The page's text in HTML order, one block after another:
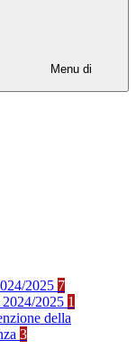
Menu di
2025 7
2025 1
della
3